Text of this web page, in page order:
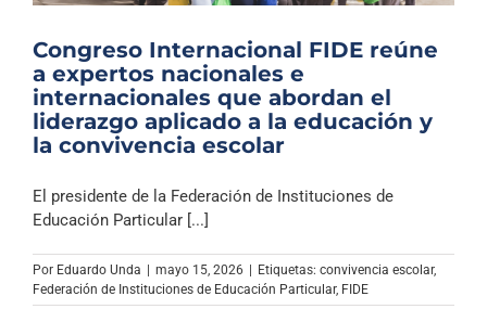
Congreso Internacional FIDE reúne
a expertos nacionales e
internacionales que abordan el
liderazgo aplicado a la educación y
la convivencia escolar
El presidente de la Federación de Instituciones de
Educación Particular [...]
Por Eduardo Unda mayo 15, 2026 Etiquetas: convivencia escolar,
Federación de Instituciones de Educación Particular, FIDE